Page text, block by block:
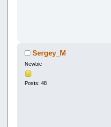
Sergey_M
Newbie
Posts: 48